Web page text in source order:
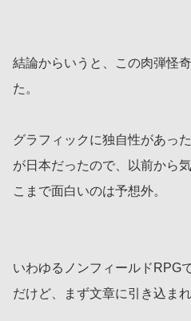
結論からいうと、この肉弾怪
た。
グラフィックに独自性があっ
が日本だったので、以前から
こまで面白いのは予想外。
いわゆるノンフィールドRPG
だけど、まず文章に引き込まれ